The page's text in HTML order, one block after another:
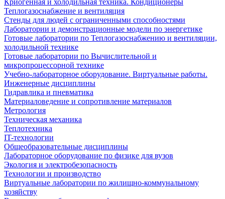
Криогенная и холодильная техника. Кондиционеры
Теплогазоснабжение и вентиляция
Стенды для людей с ограниченными способностями
Лаборатории и демонстрационные модели по энергетике
Готовые лаборатории по Теплогазоснабжению и вентиляции,
холодильной технике
Готовые лаборатории по Вычислительной и
микропроцессорной технике
Учебно-лабораторное оборудование. Виртуальные работы.
Инженерные дисциплины
Гидравлика и пневматика
Материаловедение и сопротивление материалов
Метрология
Техническая механика
Теплотехника
IT-технологии
Общеобразовательные дисциплины
Лабораторное оборудование по физике для вузов
Экология и электробезопасность
Технологии и производство
Виртуальные лаборатории по жилищно-коммунальному
хозяйству